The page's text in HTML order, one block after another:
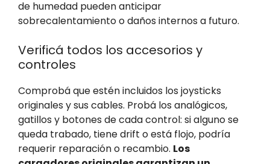
de humedad pueden anticipar
sobrecalentamiento o daños internos a futuro.
Verificá todos los accesorios y
controles
Comprobá que estén incluidos los joysticks
originales y sus cables. Probá los analógicos,
gatillos y botones de cada control: si alguno se
queda trabado, tiene drift o está flojo, podría
requerir reparación o recambio. Los